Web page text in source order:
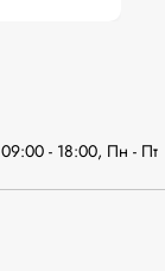
09:00 - 18:00, Пн - Пт